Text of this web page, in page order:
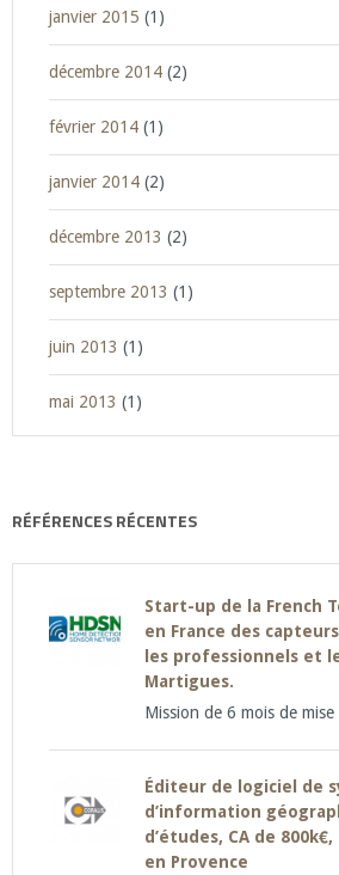
janvier 2015 (1)
décembre 2014 (2)
février 2014 (1)
janvier 2014 (2)
décembre 2013 (2)
septembre 2013 (1)
juin 2013 (1)
mai 2013 (1)
RÉFÉRENCES RÉCENTES
Start-up de la French
en France des
les professionnels et
Martigues.
Mission de 6 mois de
Éditeur de logiciel de
d’information
d’études, CA de
en Provence